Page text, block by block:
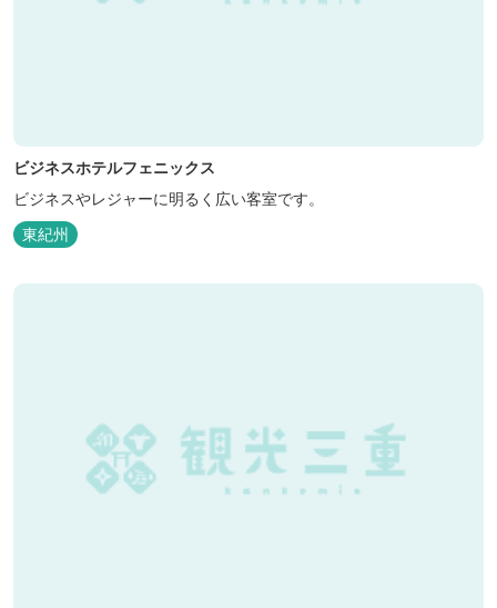
ビジネスホテルフェニックス
ビジネスやレジャーに明るく広い客室です。
東紀州